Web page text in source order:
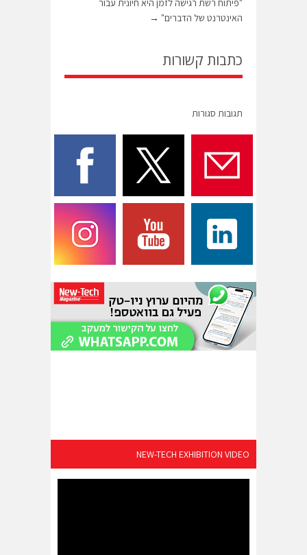
"פיתוח רשת רגישה לזמן היא חיונית עבור
האינטרנט של הדברים" →
כתבות קשורות
תגובות סגורות
NEW-TECH EXHIBITION VIDEO